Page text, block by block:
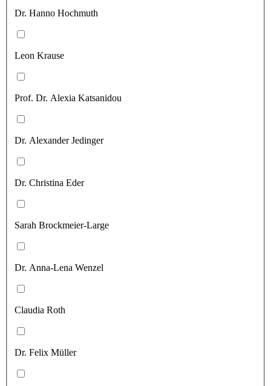
Dr. Hanno Hochmuth
Leon Krause
Prof. Dr. Alexia Katsanidou
Dr. Alexander Jedinger
Dr. Christina Eder
Sarah Brockmeier-Large
Dr. Anna-Lena Wenzel
Claudia Roth
Dr. Felix Müller